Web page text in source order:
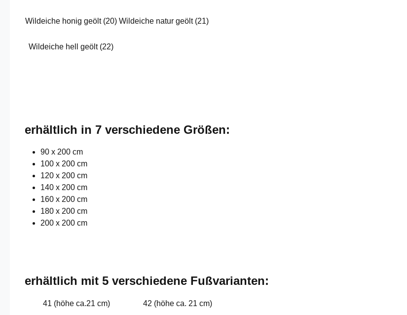
Wildeiche honig geölt (20) Wildeiche natur geölt (21)
Wildeiche hell geölt (22)
erhältlich in 7 verschiedene Größen:
90 x 200 cm
100 x 200 cm
120 x 200 cm
140 x 200 cm
160 x 200 cm
180 x 200 cm
200 x 200 cm
erhältlich mit 5 verschiedene Fußvarianten:
41 (höhe ca.21 cm) 42 (höhe ca. 21 cm)